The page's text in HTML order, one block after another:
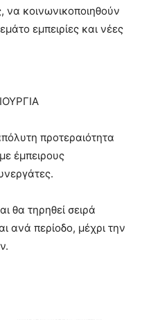
κοινωνικοποιηθούν
εμπειρίες και νέες
προτεραιότητα
έμπειρους
θα τηρηθεί σειρά
ανά περίοδο, μέχρι την